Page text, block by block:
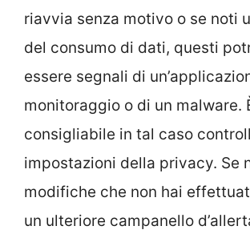
riavvia senza motivo o se noti
del consumo di dati, questi
essere segnali di
monitoraggio o di un malware.
consigliabile in tal caso
impostazioni della privacy. Se
modifiche che non hai
un ulteriore campanello